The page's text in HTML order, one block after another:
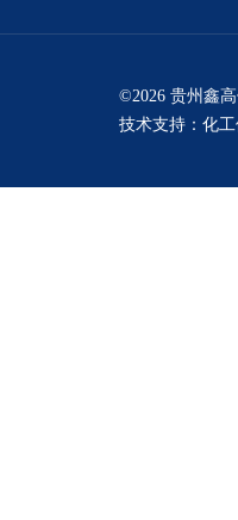
©2026 贵州鑫
技术支持： 化工